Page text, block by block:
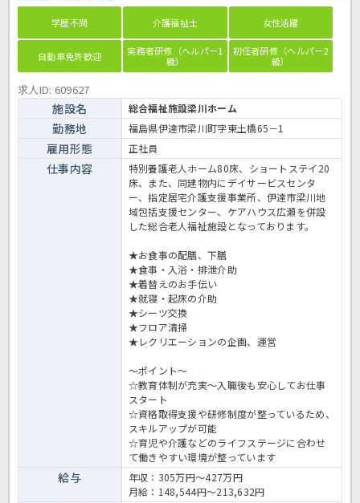
学歴不問 介護福祉士 女性活躍
自動車免許歓迎
実務者研修（ヘルパー1
級）
初任者研修（ヘルパー2
級）
求人ID: 609627
施設名 総合福祉施設梁川ホーム
勤務地 福島県伊達市梁川町字東土橋65－1
雇用形態 正社員
仕事内容
特別養護老人ホーム80床、ショートステイ20
床、また、同建物内にデイサービスセンタ
ー、指定居宅介護支援事業所、伊達市梁川地
域包括支援センター、ケアハウス広瀬を併設
した総合老人福祉施設となっております。
★お食事の配膳、下膳
★食事・入浴・排泄介助
★着替えのお手伝い
★就寝・起床の介助
★シーツ交換
★フロア清掃
★レクリエーションの企画、運営
～ポイント～
☆教育体制が充実～入職後も安心してお仕事
スタート
☆資格取得支援や研修制度が整っているため、
スキルアップが可能
☆育児や介護などのライフステージに合わせ
て働きやすい環境が整っています
給与
年収：305万円～427万円
月給：148,544円～213,632円